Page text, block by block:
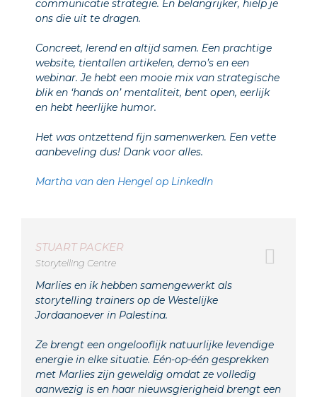
communicatie strategie. En belangrijker, hielp je
ons die uit te dragen.
Concreet, lerend en altijd samen. Een prachtige
website, tientallen artikelen, demo’s en een
webinar. Je hebt een mooie mix van strategische
blik en ‘hands on’ mentaliteit, bent open, eerlijk
en hebt heerlijke humor.
Het was ontzettend fijn samenwerken. Een vette
aanbeveling dus! Dank voor alles.
Martha van den Hengel op LinkedIn
STUART PACKER
Storytelling Centre
Marlies en ik hebben samengewerkt als
storytelling trainers op de Westelijke
Jordaanoever in Palestina.
Ze brengt een ongelooflijk natuurlijke levendige
energie in elke situatie. Eén-op-één gesprekken
met Marlies zijn geweldig omdat ze volledig
aanwezig is en haar nieuwsgierigheid brengt een